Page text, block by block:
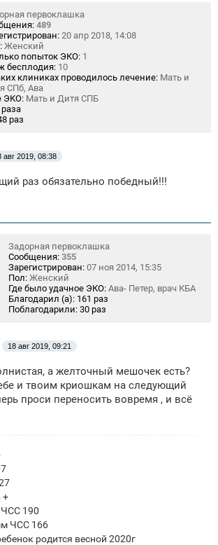
первоклашка
489
20 апр 2018, 14:08
Женский
попыток ЭКО: 1
бесплодия: 10
клиниках проводилось лечение: Мать и
СПб, Ава
ЭКО: Мать и Дитя СПБ
раза
раз
авг 2019, 08:38
раз обязательно победный!!!
Задорная первоклашка
Сообщения: 355
Зарегистрирован: 07 ноя 2014, 15:35
Пол: Женский
Где было удачное ЭКО: Ава- Петер, врач КБА
Благодарил (а): 161 раз
Поблагодарили: 30 раз
18 авг 2019, 09:21
а желточный мешочек есть?
и твоим криошкам на следующий
проси переносить вовремя , и всё
+
ЧСС 190
ЧСС 166
родится весной 2020г